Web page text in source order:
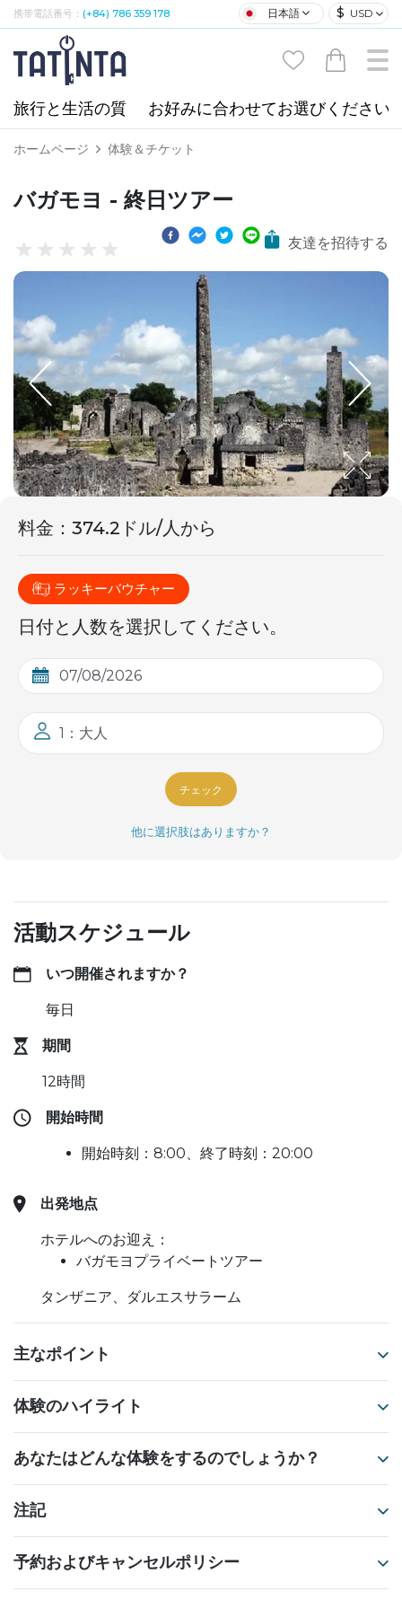
携帯電話番号： (+84) 786 359 178 日本語 $ USD
旅行と生活の質 お好みに合わせてお選びください
ホームページ 体験＆チケット
バガモヨ - 終日ツアー
友達を招待する
料金 ： 374.2ドル/人から
ラッキーバウチャー
日付と人数を選択してください。
1：大人
チェック
他に選択肢はありますか？
活動スケジュール
いつ開催されますか？
毎日
期間
12時間
開始時間
開始時刻：8:00、終了時刻：20:00
出発地点
ホテルへのお迎え：
バガモヨプライベートツアー
タンザニア、ダルエスサラーム
主なポイント
体験のハイライト
あなたはどんな体験をするのでしょうか？
注記
予約およびキャンセルポリシー